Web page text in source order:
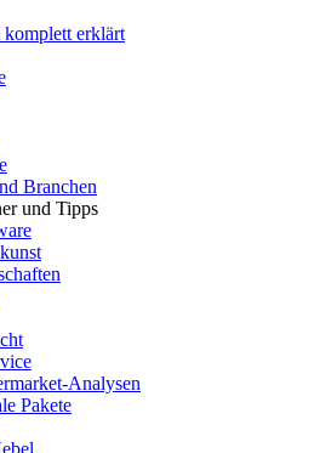
erklärt
Branchen
und Tipps
Analysen
Pakete